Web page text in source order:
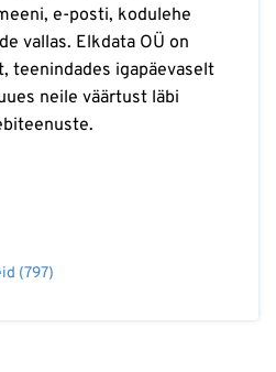
e-posti, kodulehe
vallas. Elkdata OÜ on
teenindades igapäevaselt
neile väärtust läbi
(797)